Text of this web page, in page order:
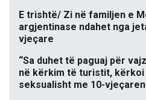
E trishtë/ Zi në familjen e
argjentinase ndahet nga
vjeçare
“Sa duhet të paguaj për
në kërkim të turistit, kërkoi
seksualisht me 10-